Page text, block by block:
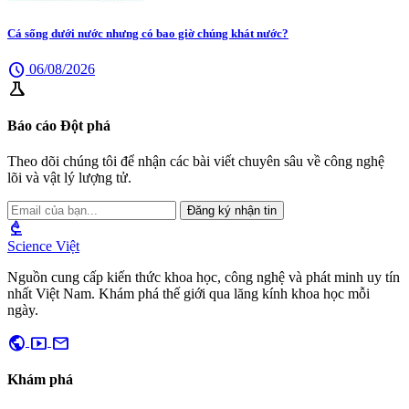
Cá sống dưới nước nhưng có bao giờ chúng khát nước?
schedule 06/08/2026
science
Báo cáo Đột phá
Theo dõi chúng tôi để nhận các bài viết chuyên sâu về công nghệ
lõi và vật lý lượng tử.
Đăng ký nhận tin
biotech
Science Việt
Nguồn cung cấp kiến thức khoa học, công nghệ và phát minh uy tín
nhất Việt Nam. Khám phá thế giới qua lăng kính khoa học mỗi
ngày.
public smart_display mail
Khám phá